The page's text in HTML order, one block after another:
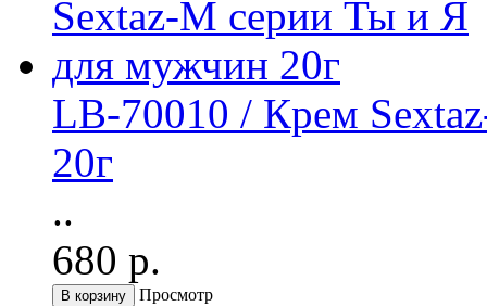
LB-70010 / Крем
20г
..
680 р.
Просмотр